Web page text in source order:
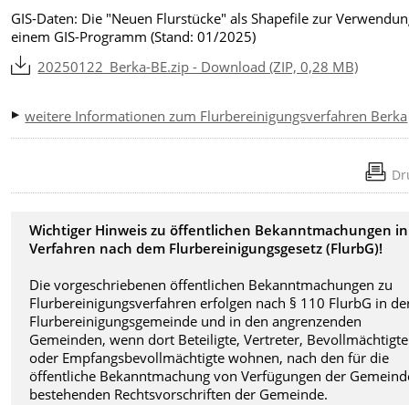
GIS-Daten: Die "Neuen Flurstücke" als Shapefile zur
einem GIS-Programm (Stand: 01/2025)
20250122_Berka-BE.zip - Download (ZIP, 0,28 MB)
weitere Informationen zum Flurbereinigungsverfahren Berka
Wichtiger Hinweis zu öffentlichen Bekanntmachungen in
Verfahren nach dem Flurbereinigungsgesetz (FlurbG)!
Die vorgeschriebenen öffentlichen Bekanntmachungen zu
Flurbereinigungsverfahren erfolgen nach § 110 FlurbG in
Flurbereinigungsgemeinde und in den angrenzenden
Gemeinden, wenn dort Beteiligte, Vertreter, Bevollmächtigte
oder Empfangsbevollmächtigte wohnen, nach den für die
öffentliche Bekanntmachung von Verfügungen der
bestehenden Rechtsvorschriften der Gemeinde.